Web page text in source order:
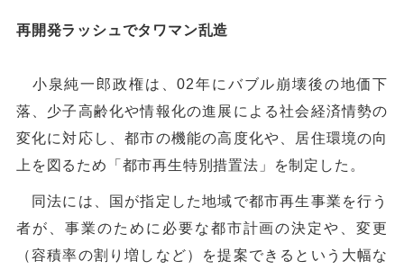
再開発ラッシュでタワマン乱造
小泉純一郎政権は、02年にバブル崩壊後の地価下
落、少子高齢化や情報化の進展による社会経済情勢の
変化に対応し、都市の機能の高度化や、居住環境の向
上を図るため「都市再生特別措置法」を制定した。
同法には、国が指定した地域で都市再生事業を行う
者が、事業のために必要な都市計画の決定や、変更
（容積率の割り増しなど）を提案できるという大幅な